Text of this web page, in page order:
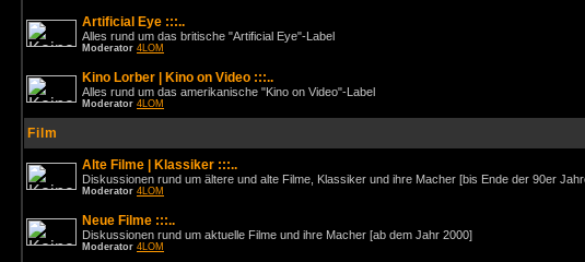
Artificial Eye :::..
Alles rund um das britische "Artificial Eye"-Label
Moderator 4LOM
Kino Lorber | Kino on Video :::..
Alles rund um das amerikanische "Kino on Video"-Label
Moderator 4LOM
Film
Alte Filme | Klassiker :::..
Diskussionen rund um ältere und alte Filme, Klassiker und ihre Macher [bis Ende der 90er
Moderator 4LOM
Neue Filme :::..
Diskussionen rund um aktuelle Filme und ihre Macher [ab dem Jahr 2000]
Moderator 4LOM